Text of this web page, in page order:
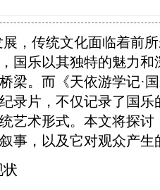
，传统文化面临着前
国乐以其独特的魅力和
梁。而《天依游学记·
录片，不仅记录了国乐
艺术形式。本文将探讨
事，以及它对观众产生
状